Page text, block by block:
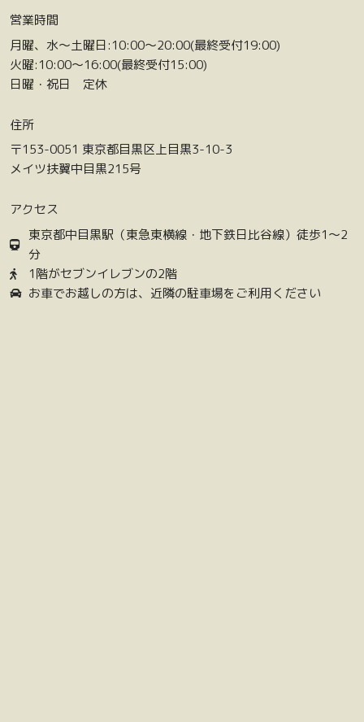
営業時間
月曜、水〜土曜日:10:00〜20:00(最終受付19:00)
火曜:10:00〜16:00(最終受付15:00)
日曜・祝日 定休
住所
〒153-0051 東京都目黒区上目黒3-10-3
メイツ扶翼中目黒215号
アクセス
東京都中目黒駅（東急東横線・地下鉄日比谷線）徒歩1〜2
分
1階がセブンイレブンの2階
お車でお越しの方は、近隣の駐車場をご利用ください